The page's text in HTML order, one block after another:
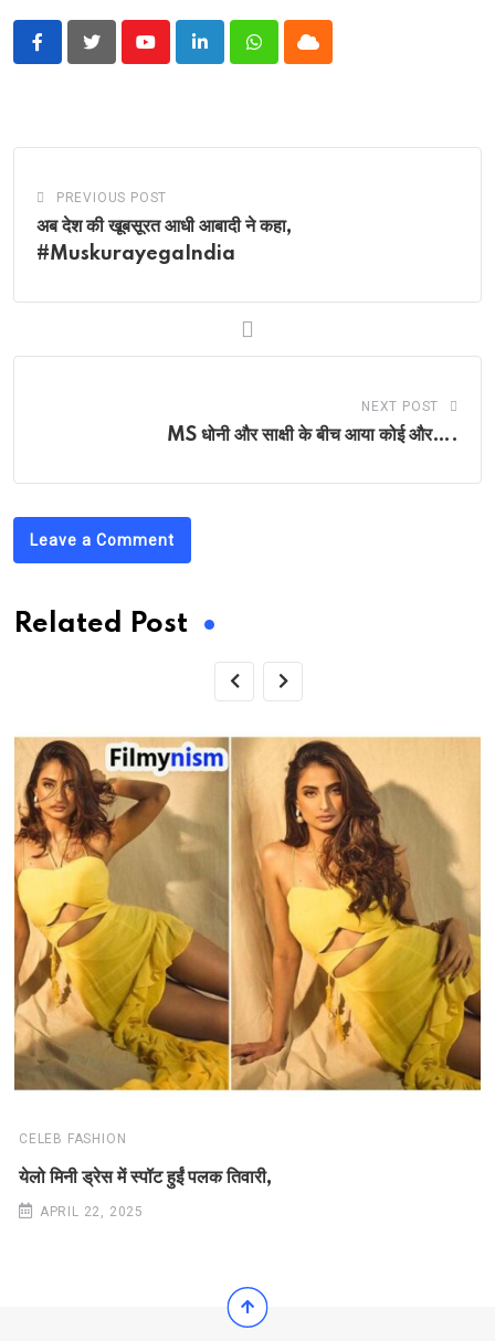
YoutubeLinkedInWhatsappCloud
PREVIOUS POST
अब देश की खूबसूरत आधी आबादी ने कहा,
#MuskurayegaIndia
NEXT POST
MS धोनी और साक्षी के बीच आया कोई और….
Leave a Comment
Related Post
CELEB FASHION
येलो मिनी ड्रेस में स्पॉट हुईं पलक तिवारी,
APRIL 22, 2025